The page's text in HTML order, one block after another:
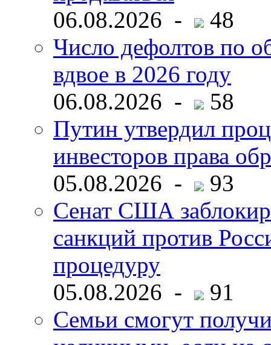
06.08.2026 -
48
Число дефолтов по
вдвое в 2026 году
06.08.2026 -
58
Путин утвердил
инвесторов права
05.08.2026 -
93
Сенат США
санкций против
процедуру
05.08.2026 -
91
Семьи смогут